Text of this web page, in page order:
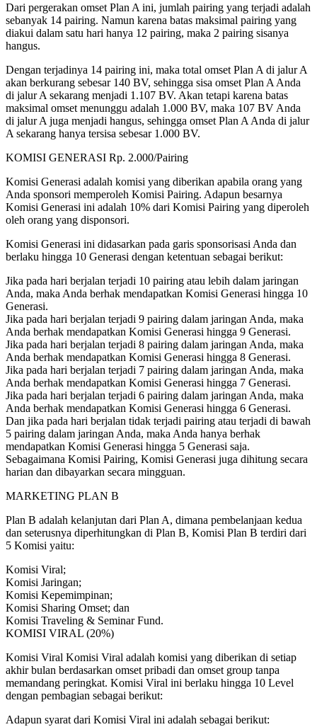
Dari pergerakan omset Plan A ini, jumlah pairing yang terjadi adalah
sebanyak 14 pairing. Namun karena batas maksimal pairing yang
diakui dalam satu hari hanya 12 pairing, maka 2 pairing sisanya
hangus.
Dengan terjadinya 14 pairing ini, maka total omset Plan A di jalur A
akan berkurang sebesar 140 BV, sehingga sisa omset Plan A Anda
di jalur A sekarang menjadi 1.107 BV. Akan tetapi karena batas
maksimal omset menunggu adalah 1.000 BV, maka 107 BV Anda
di jalur A juga menjadi hangus, sehingga omset Plan A Anda di jalur
A sekarang hanya tersisa sebesar 1.000 BV.
KOMISI GENERASI Rp. 2.000/Pairing
Komisi Generasi adalah komisi yang diberikan apabila orang yang
Anda sponsori memperoleh Komisi Pairing. Adapun besarnya
Komisi Generasi ini adalah 10% dari Komisi Pairing yang diperoleh
oleh orang yang disponsori.
Komisi Generasi ini didasarkan pada garis sponsorisasi Anda dan
berlaku hingga 10 Generasi dengan ketentuan sebagai berikut:
Jika pada hari berjalan terjadi 10 pairing atau lebih dalam jaringan
Anda, maka Anda berhak mendapatkan Komisi Generasi hingga 10
Generasi.
Jika pada hari berjalan terjadi 9 pairing dalam jaringan Anda, maka
Anda berhak mendapatkan Komisi Generasi hingga 9 Generasi.
Jika pada hari berjalan terjadi 8 pairing dalam jaringan Anda, maka
Anda berhak mendapatkan Komisi Generasi hingga 8 Generasi.
Jika pada hari berjalan terjadi 7 pairing dalam jaringan Anda, maka
Anda berhak mendapatkan Komisi Generasi hingga 7 Generasi.
Jika pada hari berjalan terjadi 6 pairing dalam jaringan Anda, maka
Anda berhak mendapatkan Komisi Generasi hingga 6 Generasi.
Dan jika pada hari berjalan tidak terjadi pairing atau terjadi di bawah
5 pairing dalam jaringan Anda, maka Anda hanya berhak
mendapatkan Komisi Generasi hingga 5 Generasi saja.
Sebagaimana Komisi Pairing, Komisi Generasi juga dihitung secara
harian dan dibayarkan secara mingguan.
MARKETING PLAN B
Plan B adalah kelanjutan dari Plan A, dimana pembelanjaan kedua
dan seterusnya diperhitungkan di Plan B, Komisi Plan B terdiri dari
5 Komisi yaitu:
Komisi Viral;
Komisi Jaringan;
Komisi Kepemimpinan;
Komisi Sharing Omset; dan
Komisi Traveling & Seminar Fund.
KOMISI VIRAL (20%)
Komisi Viral Komisi Viral adalah komisi yang diberikan di setiap
akhir bulan berdasarkan omset pribadi dan omset group tanpa
memandang peringkat. Komisi Viral ini berlaku hingga 10 Level
dengan pembagian sebagai berikut:
Adapun syarat dari Komisi Viral ini adalah sebagai berikut: